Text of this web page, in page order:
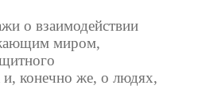
о взаимодействии
миром,
и, конечно же, о людях,